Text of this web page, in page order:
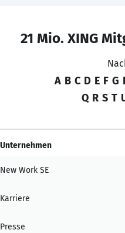
21 Mio. XING
A B C D E F G
Q R S T
Unternehmen
New Work SE
Karriere
Presse